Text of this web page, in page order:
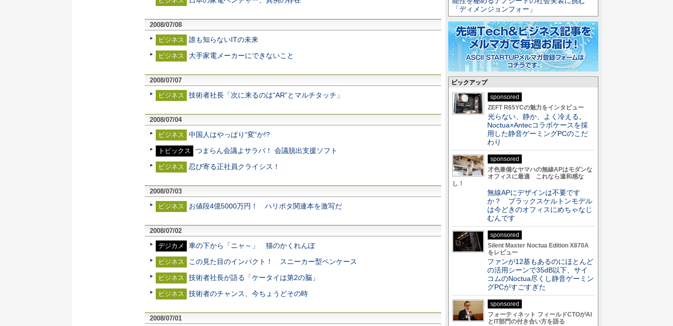
2008/07/08
ビジネス
誰も知らないITの未来
ビジネス 大手家電メーカーにできないこと
2008/07/07
ビジネス
技術者社長「次に来るのは“AR”とマルチタッチ」
2008/07/04
ビジネス
中国人はやっぱり“変”か!?
トピックス つまらん会議よサラバ！ 会議脱出支援ソフト
ビジネス 忍び寄る正社員クライシス！
2008/07/03
ビジネス
お値段4億5000万円！ ハリポタ関連本を激写だ
2008/07/02
デジカメ
車の下から「ニャ～」 猫のかくれんぼ
ビジネス この見た目のインパクト！ スニーカー型ペンケース
ビジネス 技術者社長が語る「ケータイは第2の脳」
ビジネス 技術者のチャンス、今ちょうどその時
2008/07/01
「ディメンジョンフォー」
ピックアップ
sponsored
ZEFT R65YCの魅力をインタビュー
光らない、静か、よく冷える。
Noctua×Antecコラボケースを採
用した静音ゲーミングPCのこだ
わり
sponsored
才色兼備なヤマハの無線APはモダンな
オフィスに最適 これなら違和感な
し！
無線APにデザインは不要です
か？ ブラックスケルトンモデル
は今どきのオフィスにめちゃなじ
むんです
sponsored
Silent Master Noctua Edition X870A
をレビュー
ファンが12基もあるのにほとんど
の活用シーンで35dB以下、サイ
コムのNoctua尽くし静音ゲーミン
グPCがすごすぎた
sponsored
フォーティネット フィールドCTOがAI
とIT部門の付き合い方を語る